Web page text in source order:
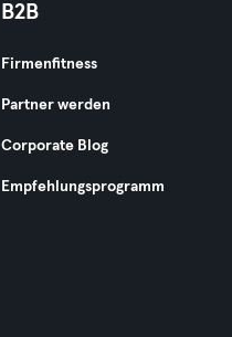
B2B
Firmenfitness
Partner werden
Corporate Blog
Empfehlungsprogramm